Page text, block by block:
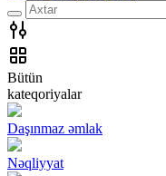
Bütün
kateqoriyalar
Daşınmaz əmlak
Nəqliyyat